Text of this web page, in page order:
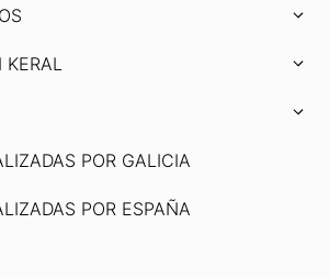
POR GALICIA
POR ESPAÑA